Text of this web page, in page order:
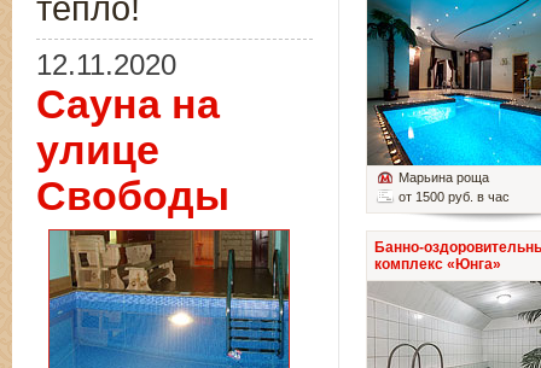
Марьина роща
от 1500 руб. в час
Банно-
комплекс «Юнга»
тепло!
12.11.2020
Сауна на
улице
Свободы